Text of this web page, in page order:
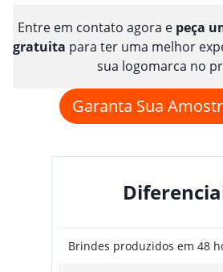
Entre em contato agora e peça
gratuita para ter uma melhor
sua logomarca no
Garanta Sua
Brindes produzidos em 48